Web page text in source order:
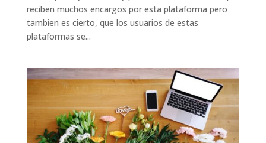
reciben muchos encargos por esta plataforma pero
tambien es cierto, que los usuarios de estas
plataformas se...